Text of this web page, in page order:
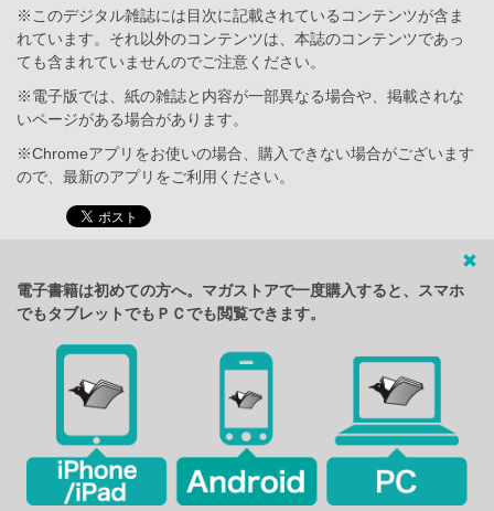
※このデジタル雑誌には目次に記載されているコンテンツが含ま
れています。それ以外のコンテンツは、本誌のコンテンツであっ
ても含まれていませんのでご注意ください。
※電子版では、紙の雑誌と内容が一部異なる場合や、掲載されな
いページがある場合があります。
※Chromeアプリをお使いの場合、購入できない場合がございます
ので、最新のアプリをご利用ください。
電子書籍は初めての方へ。マガストアで一度購入すると、スマホ
でもタブレットでもＰＣでも閲覧できます。